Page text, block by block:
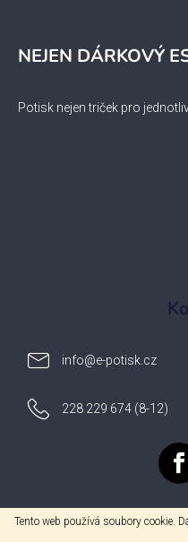
Tento web používá soubory cookie.
NEJEN DÁRKOVÝ
Potisk nejen triček pro
info@e-potisk.cz
228 229 674 (8-12)